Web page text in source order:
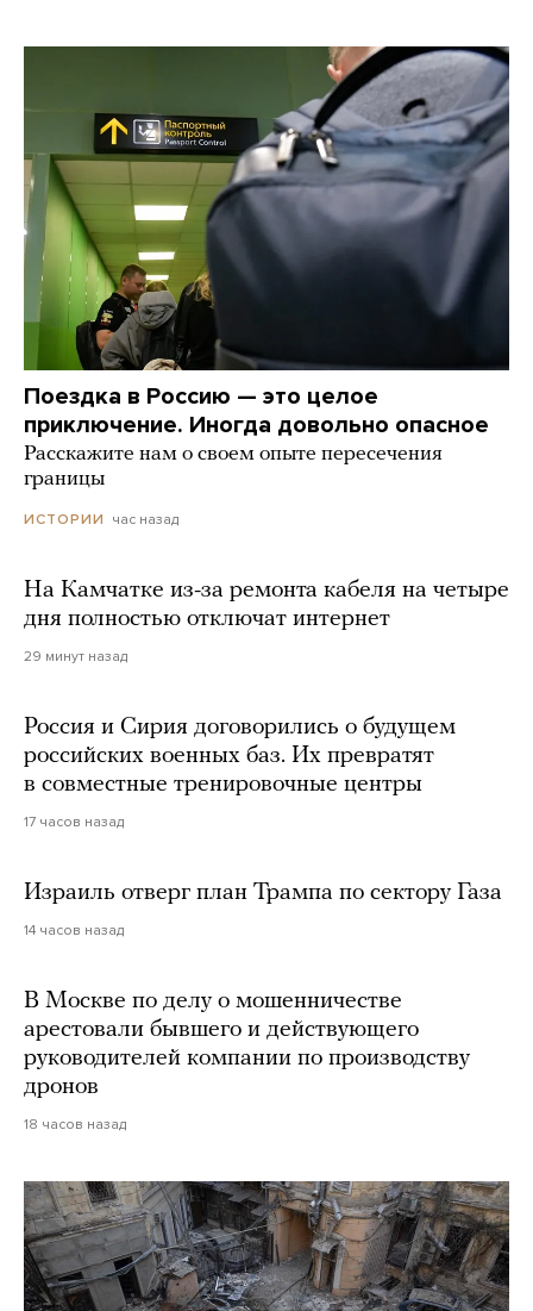
Поездка в Россию — это целое
приключение. Иногда довольно опасное
Расскажите нам о своем опыте пересечения
границы
ИСТОРИИ час назад
На Камчатке из-за ремонта кабеля на четыре
дня полностью отключат интернет
29 минут назад
Россия и Сирия договорились о будущем
российских военных баз. Их превратят
в совместные тренировочные центры
17 часов назад
Израиль отверг план Трампа по сектору Газа
14 часов назад
В Москве по делу о мошенничестве
арестовали бывшего и действующего
руководителей компании по производству
дронов
18 часов назад